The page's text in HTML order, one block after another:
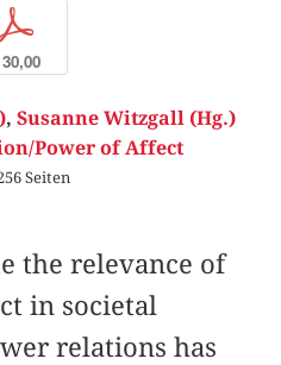
p
, Susanne Witzgall (Hg.)
Power of Affect
Seiten
the relevance of
in societal
relations has